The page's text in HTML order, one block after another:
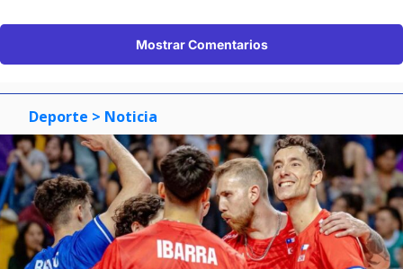
Mostrar Comentarios
Deporte > Noticia